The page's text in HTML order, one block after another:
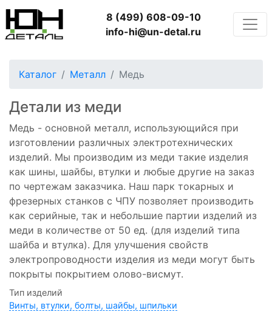
8 (499) 608-09-10
info-hi@un-detal.ru
Каталог Металл Медь
Детали из меди
Медь - основной металл, использующийся при
изготовлении различных электротехнических
изделий. Мы производим из меди такие изделия
как шины, шайбы, втулки и любые другие на заказ
по чертежам заказчика. Наш парк токарных и
фрезерных станков с ЧПУ позволяет производить
как серийные, так и небольшие партии изделий из
меди в количестве от 50 ед. (для изделий типа
шайба и втулка). Для улучшения свойств
электропроводности изделия из меди могут быть
покрыты покрытием олово-висмут.
Тип изделий
Винты, втулки, болты, шайбы, шпильки